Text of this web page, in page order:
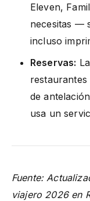
Eleven,
necesitas —
incluso
Reservas:
restaurantes
de
usa un
Fuente:
viajero 2026 en